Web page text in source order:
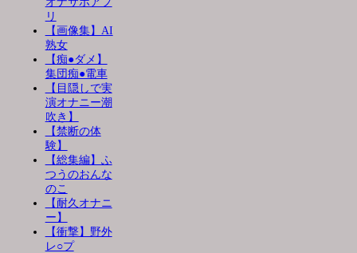
リ
【画像集】AI
熟女
【痴●ダメ】
集団痴●電車
【目隠しで実
演オナニー潮
吹き】
【禁断の体
験】
【総集編】ふ
つうのおんな
のこ
【耐久オナニ
ー】
【衝撃】野外
レ○プ